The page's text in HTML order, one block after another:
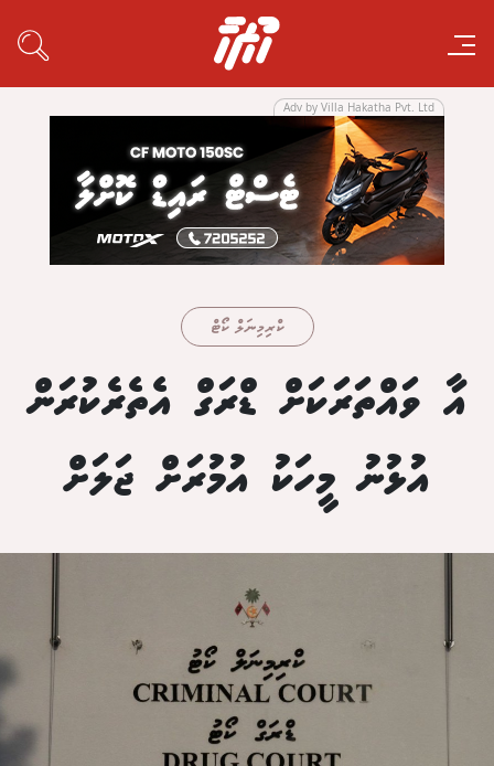
Adv by Villa Hakatha Pvt. Ltd
ކްރިމިނަލް ކޯޓް
އާ ވައްތަރަކަށް ޑްރަގް އެތެރެކުރަން
އުޅުނު މީހަކު އުމުރަށް ޖަލަށް